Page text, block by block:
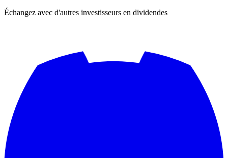
Échangez avec d'autres investisseurs en dividendes